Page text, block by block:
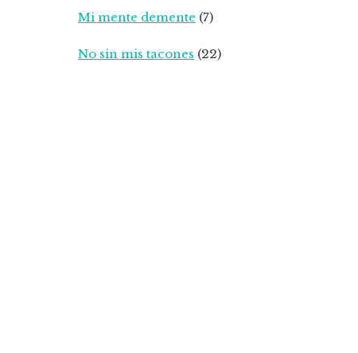
Mi mente demente (7)
No sin mis tacones (22)